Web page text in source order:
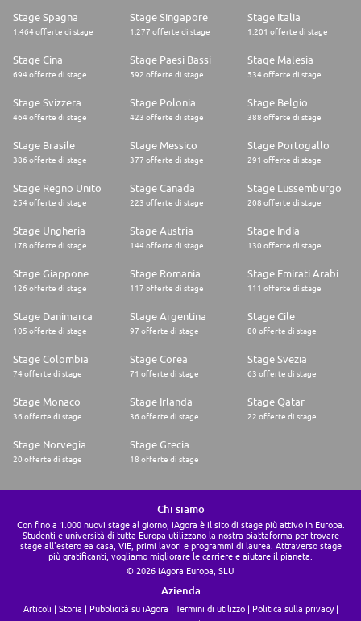
Stage Spagna
1.464 offerte di stage
Stage Singapore
1.277 offerte di stage
Stage Italia
1.201 offerte di stage
Stage Cina
694 offerte di stage
Stage Paesi Bassi
592 offerte di stage
Stage Malesia
534 offerte di stage
Stage Svizzera
464 offerte di stage
Stage Polonia
423 offerte di stage
Stage Belgio
388 offerte di stage
Stage Brasile
386 offerte di stage
Stage Messico
377 offerte di stage
Stage Portogallo
291 offerte di stage
Stage Regno Unito
254 offerte di stage
Stage Canada
223 offerte di stage
Stage Lussemburgo
208 offerte di stage
Stage Ungheria
178 offerte di stage
Stage Austria
144 offerte di stage
Stage India
130 offerte di stage
Stage Giappone
126 offerte di stage
Stage Romania
117 offerte di stage 111 offerte di stage
Stage Danimarca
105 offerte di stage
Stage Argentina
97 offerte di stage
Stage Cile
80 offerte di stage
Stage Colombia
74 offerte di stage
Stage Corea
71 offerte di stage
Stage Svezia
63 offerte di stage
Stage Monaco
36 offerte di stage
Stage Irlanda
36 offerte di stage
Stage Qatar
22 offerte di stage
Stage Norvegia
20 offerte di stage
Stage Grecia
18 offerte di stage
Chi siamo
Con fino a 1.000 nuovi stage al giorno, iAgora è il sito di stage più attivo in Europa.
Studenti e università di tutta Europa utilizzano la nostra piattaforma per trovare
stage all'estero ea casa, VIE, primi lavori e programmi di laurea. Attraverso stage
più gratificanti, vogliamo migliorare le carriere e aiutare il pianeta.
© 2026 iAgora Europa, SLU
Azienda
Articoli Storia Pubblicità su iAgora Termini di utilizzo
Politica sulla privacy